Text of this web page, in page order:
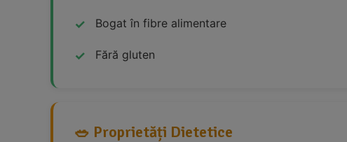
Bogat în fibre alimentare
Fără gluten
🥗 Proprietăți Dietetice